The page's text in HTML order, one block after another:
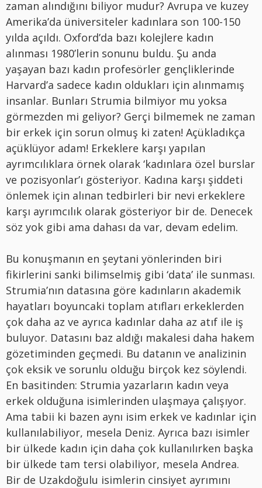
zaman alındığını biliyor mudur? Avrupa ve kuzey
Amerika’da üniversiteler kadınlara son 100-150
yılda açıldı. Oxford’da bazı kolejlere kadın
alınması 1980’lerin sonunu buldu. Şu anda
yaşayan bazı kadın profesörler gençliklerinde
Harvard’a sadece kadın oldukları için alınmamış
insanlar. Bunları Strumia bilmiyor mu yoksa
görmezden mi geliyor? Gerçi bilmemek ne zaman
bir erkek için sorun olmuş ki zaten! Açükladıkça
açüklüyor adam! Erkeklere karşı yapılan
ayrımcılıklara örnek olarak ‘kadınlara özel burslar
ve pozisyonlar’ı gösteriyor. Kadına karşı şiddeti
önlemek için alınan tedbirleri bir nevi erkeklere
karşı ayrımcılık olarak gösteriyor bir de. Denecek
söz yok gibi ama dahası da var, devam edelim.
Bu konuşmanın en şeytani yönlerinden biri
fikirlerini sanki bilimselmiş gibi ‘data’ ile sunması.
Strumia’nın datasına göre kadınların akademik
hayatları boyuncaki toplam atıfları erkeklerden
çok daha az ve ayrıca kadınlar daha az atıf ile iş
buluyor. Datasını baz aldığı makalesi daha hakem
gözetiminden geçmedi. Bu datanın ve analizinin
çok eksik ve sorunlu olduğu birçok kez söylendi.
En basitinden: Strumia yazarların kadın veya
erkek olduğuna isimlerinden ulaşmaya çalışıyor.
Ama tabii ki bazen aynı isim erkek ve kadınlar için
kullanılabiliyor, mesela Deniz. Ayrıca bazı isimler
bir ülkede kadın için daha çok kullanılırken başka
bir ülkede tam tersi olabiliyor, mesela Andrea.
Bir de Uzakdoğulu isimlerin cinsiyet ayrımını